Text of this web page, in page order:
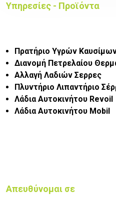
Υπηρεσίες - Προϊόντα
Πρατήριο Υγρών
Διανομή Πετρελαίου
Αλλαγή Λαδιών Σερρες
Πλυντήριο Λιπαντήριο
Λάδια Αυτοκινήτου Revoil
Λάδια Αυτοκινήτου Mobil
Απευθύνομαι σε